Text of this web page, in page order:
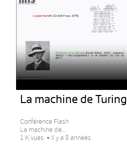
La machine de Turing
Conférence Flash
La machine de...
1 K vues
Il y a 8 années